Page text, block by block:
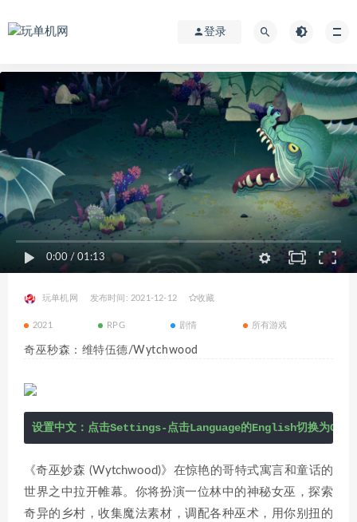
登录
0:00 / 01:13
玩单机网 发布时间: 2021-12-12 收藏
2021 RPG 剧情 所有游戏
奇巫秒森：维特伍德/Wytchwood
设置中文：点击Settings-点击Language的English切换为
《奇巫妙森 (Wytchwood)》在惊艳的哥特式寓言和童话的
世界之中拉开帷幕。你将扮演一位林中的神秘女巫，探索
奇异的乡村，收集魔法素材，调配各种巫术，用你别扭的